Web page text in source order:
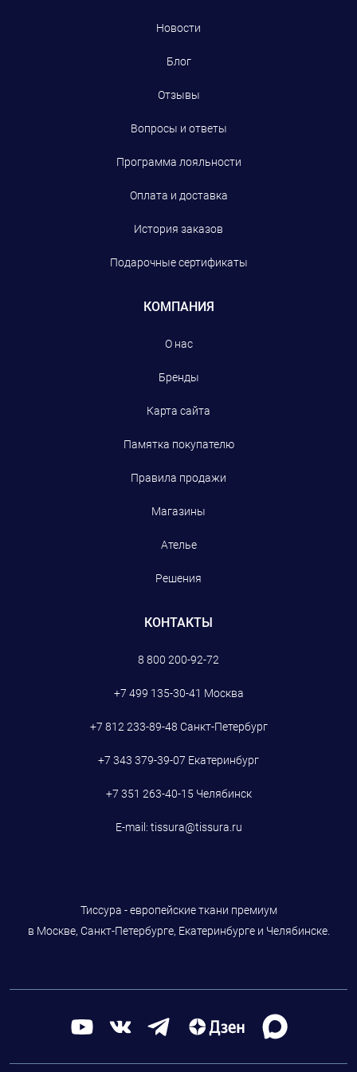
Новости
Блог
Отзывы
Вопросы и ответы
Программа лояльности
Оплата и доставка
История заказов
Подарочные сертификаты
КОМПАНИЯ
О нас
Бренды
Карта сайта
Памятка покупателю
Правила продажи
Магазины
Ателье
Решения
КОНТАКТЫ
8 800 200-92-72
+7 499 135-30-41 Москва
+7 812 233-89-48 Санкт-Петербург
+7 343 379-39-07 Екатеринбург
+7 351 263-40-15 Челябинск
E-mail: tissura@tissura.ru
Тиссура - европейские ткани премиум
в Москве, Санкт-Петербурге, Екатеринбурге и Челябинске.